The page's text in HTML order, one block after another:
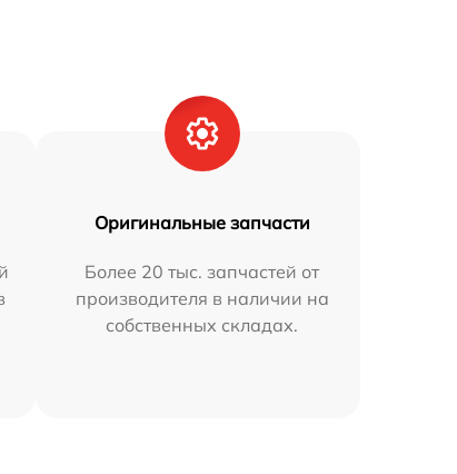
Оригинальные запчасти
Более 20 тыс. запчастей от
производителя в наличии на
собственных складах.